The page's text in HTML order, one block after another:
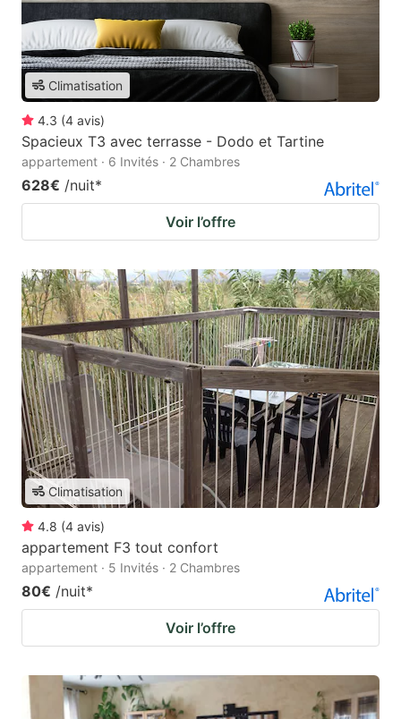
Climatisation
4.3 (4 avis)
Spacieux T3 avec terrasse - Dodo et Tartine
appartement · 6 Invités · 2 Chambres
628€ /nuit*
Voir l’offre
Climatisation
4.8 (4 avis)
appartement F3 tout confort
appartement · 5 Invités · 2 Chambres
80€ /nuit*
Voir l’offre